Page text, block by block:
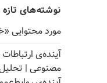
نوشته‌های تازه
مورد محتوایی
آینده‌ی
مصنوعی | تحلیل